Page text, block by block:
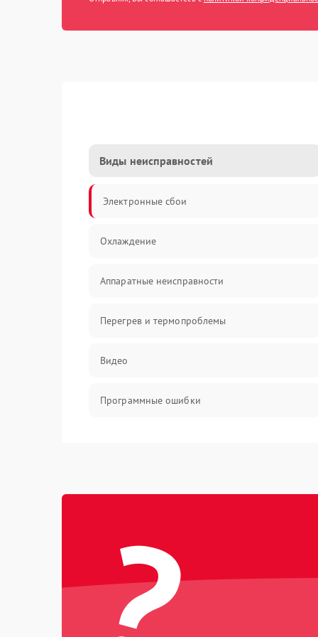
Виды неисправностей
Электронные сбои
Охлаждение
Аппаратные неисправности
Перегрев и термопроблемы
Видео
Программные ошибки
Питание
Электронные компоненты